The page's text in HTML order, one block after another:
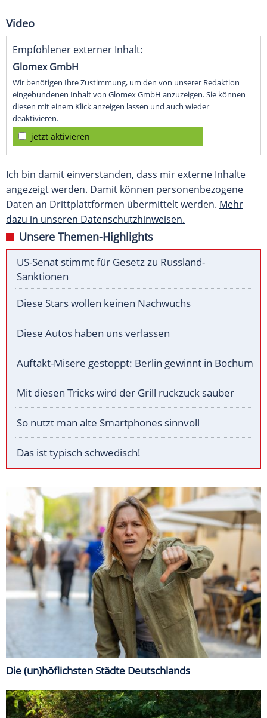
Video
Empfohlener externer Inhalt:
Glomex GmbH
Wir benötigen Ihre Zustimmung, um den von unserer Redaktion
eingebundenen Inhalt von Glomex GmbH anzuzeigen. Sie können
diesen mit einem Klick anzeigen lassen und auch wieder
deaktivieren.
jetzt aktivieren
Ich bin damit einverstanden, dass mir externe Inhalte
angezeigt werden. Damit können personenbezogene
Daten an Drittplattformen übermittelt werden. Mehr
dazu in unseren Datenschutzhinweisen.
Unsere Themen-Highlights
US-Senat stimmt für Gesetz zu Russland-
Sanktionen
Diese Stars wollen keinen Nachwuchs
Diese Autos haben uns verlassen
Auftakt-Misere gestoppt: Berlin gewinnt in Bochum
Mit diesen Tricks wird der Grill ruckzuck sauber
So nutzt man alte Smartphones sinnvoll
Das ist typisch schwedisch!
Die (un)höflichsten Städte Deutschlands